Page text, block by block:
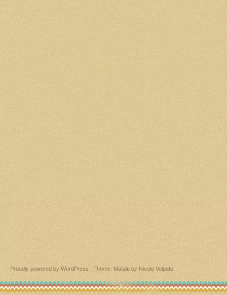
Proudly powered by WordPress | Theme: Matala by Nicolo Volpato